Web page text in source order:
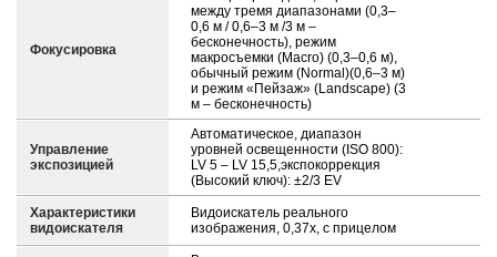
Фокусировка
между тремя диапазонами (0,3–
0,6 м / 0,6–3 м /3 м –
бесконечность), режим
макросъемки (Macro) (0,3–0,6 м),
обычный режим (Normal)(0,6–3 м)
и режим «Пейзаж» (Landscape) (3
м – бесконечность)
Управление
экспозицией
Автоматическое, диапазон
уровней освещенности (ISO 800):
LV 5 – LV 15,5,экспокоррекция
(Высокий ключ): ±2/3 EV
Характеристики
видоискателя
Видоискатель реального
изображения, 0,37x, с прицелом